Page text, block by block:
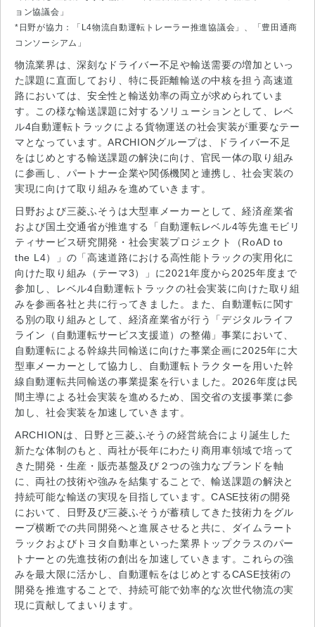
ョン協議会」
*日野が協力：「L4物流自動運転トレーラー推進協議会」、「豊田通商
コンソーシアム」
物流業界は、深刻なドライバー不足や輸送需要の増加といっ
た課題に直面しており、特に長距離輸送の中核を担う高速道
路においては、安全性と輸送効率の両立が求められていま
す。この様な輸送課題に対するソリューションとして、レベ
ル4自動運転トラックによる貨物運送の社会実装が重要なテー
マとなっています。ARCHIONグループは、ドライバー不足
をはじめとする輸送課題の解決に向け、官民一体の取り組み
に参画し、パートナー企業や関係機関と連携し、社会実装の
実現に向けて取り組みを進めていきます。
日野および三菱ふそうは大型車メーカーとして、経済産業省
および国土交通省が推進する「自動運転レベル4等先進モビリ
ティサービス研究開発・社会実装プロジェクト（RoAD to
the L4）」の「高速道路における高性能トラックの実用化に
向けた取り組み（テーマ3）」に2021年度から2025年度まで
参加し、レベル4自動運転トラックの社会実装に向けた取り組
みを参画各社と共に行ってきました。また、自動運転に関す
る別の取り組みとして、経済産業省が行う「デジタルライフ
ライン（自動運転サービス支援道）の整備」事業において、
自動運転による幹線共同輸送に向けた事業企画に2025年に大
型車メーカーとして協力し、自動運転トラクターを用いた幹
線自動運転共同輸送の事業提案を行いました。2026年度は民
間主導による社会実装を進めるため、国交省の支援事業に参
加し、社会実装を加速していきます。
ARCHIONは、日野と三菱ふそうの経営統合により誕生した
新たな体制のもと、両社が長年にわたり商用車領域で培って
きた開発・生産・販売基盤及び２つの強力なブランドを軸
に、両社の技術や強みを結集することで、輸送課題の解決と
持続可能な輸送の実現を目指しています。CASE技術の開発
において、日野及び三菱ふそうが蓄積してきた技術力をグル
ープ横断での共同開発へと進展させると共に、ダイムラート
ラックおよびトヨタ自動車といった業界トップクラスのパー
トナーとの先進技術の創出を加速していきます。これらの強
みを最大限に活かし、自動運転をはじめとするCASE技術の
開発を推進することで、持続可能で効率的な次世代物流の実
現に貢献してまいります。